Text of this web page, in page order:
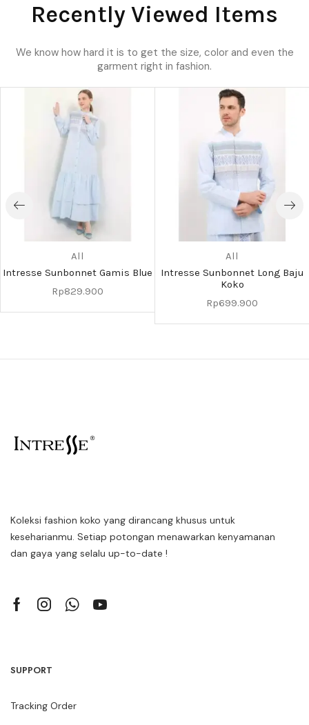
Recently Viewed Items
We know how hard it is to get the size, color and even the
garment right in fashion.
All
Intresse Sunbonnet Gamis Blue
Rp829.900
All
Intresse Sunbonnet Long Baju
Koko
Rp699.900
Koleksi fashion koko yang dirancang khusus untuk
keseharianmu. Setiap potongan menawarkan kenyamanan
dan gaya yang selalu up-to-date !
SUPPORT
Tracking Order